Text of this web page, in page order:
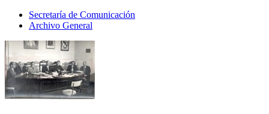
Secretaría de Comunicación
Archivo General